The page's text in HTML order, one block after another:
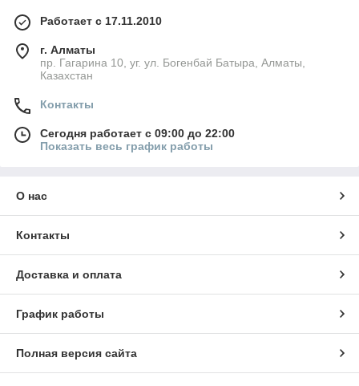
Работает с 17.11.2010
г. Алматы
пр. Гагарина 10, уг. ул. Богенбай Батыра, Алматы,
Казахстан
Контакты
Сегодня работает с 09:00 до 22:00
Показать весь график работы
О нас
Контакты
Доставка и оплата
График работы
Полная версия сайта